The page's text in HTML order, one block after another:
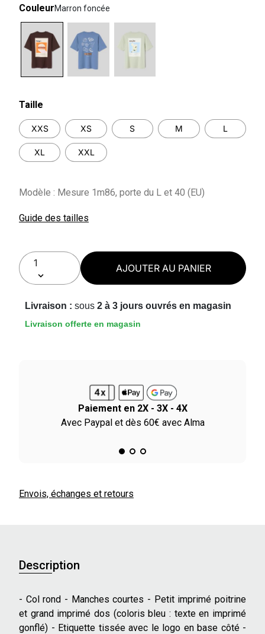
CouleurMarron foncée
Taille
XXS XS S M L
XL XXL
Modèle : Mesure 1m86, porte du L et 40 (EU)
Guide des tailles
AJOUTER AU PANIER
Livraison : sous 2 à 3 jours ouvrés en magasin
Livraison offerte en magasin
Paiement en 2X - 3X - 4X
Avec Paypal et dès 60€ avec Alma
Envois, échanges et retours
Description
- Col rond - Manches courtes - Petit imprimé poitrine
et grand imprimé dos (coloris bleu : texte en imprimé
gonflé) - Etiquette tissée avec le logo en base côté -